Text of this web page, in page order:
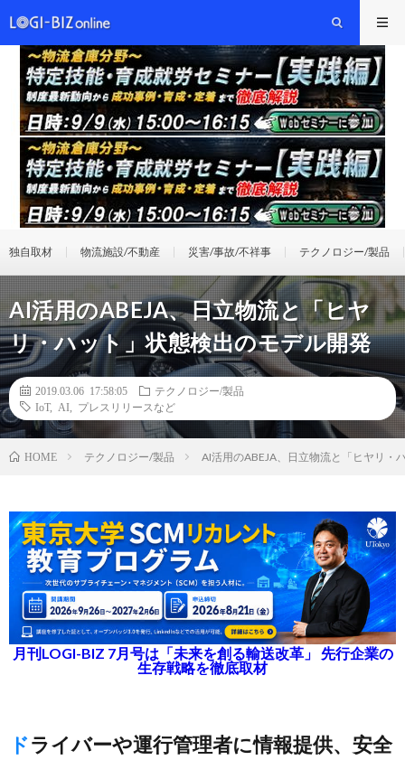
独自取材 物流施設/不動産 災害/事故/不祥事 テクノロジー/製品
AI活用のABEJA、日立物流と「ヒヤ
リ・ハット」状態検出のモデル開発
2019.03.06 17:58:05
テクノロジー/製品
IoT, AI プレスリリースなど
HOME テクノロジー/製品 AI活用のABEJA、日立物流と「ヒヤリ・
月刊LOGI-BIZ 7月号は「未来を創る輸送改革」 先行企業の
生存戦略を徹底取材
ドライバーや運行管理者に情報提供、安全